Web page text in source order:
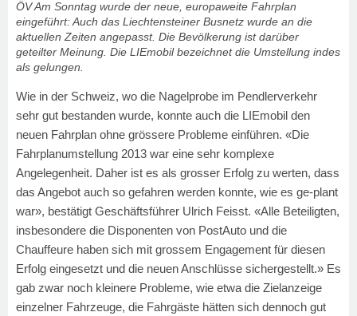
ÖV Am Sonntag wurde der neue, europaweite Fahrplan
eingeführt: Auch das Liechtensteiner Busnetz wurde an die
aktuellen Zeiten angepasst. Die Bevölkerung ist darüber
geteilter Meinung. Die LIEmobil bezeichnet die Umstellung indes
als gelungen.
Wie in der Schweiz, wo die Nagelprobe im Pendlerverkehr
sehr gut bestanden wurde, konnte auch die LIEmobil den
neuen Fahrplan ohne grössere Probleme einführen. «Die
Fahrplanumstellung 2013 war eine sehr komplexe
Angelegenheit. Daher ist es als grosser Erfolg zu werten, dass
das Angebot auch so gefahren werden konnte, wie es ge-plant
war», bestätigt Geschäftsführer Ulrich Feisst. «Alle Beteiligten,
insbesondere die Disponenten von PostAuto und die
Chauffeure haben sich mit grossem Engagement für diesen
Erfolg eingesetzt und die neuen Anschlüsse sichergestellt.» Es
gab zwar noch kleinere Probleme, wie etwa die Zielanzeige
einzelner Fahrzeuge, die Fahrgäste hätten sich dennoch gut